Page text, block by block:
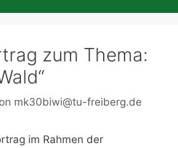
zum Thema:
mk30biwi@tu-freiberg.de
im Rahmen der